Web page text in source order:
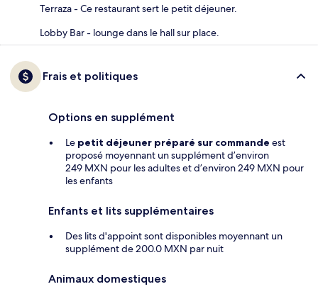
Terraza - Ce restaurant sert le petit déjeuner.
Lobby Bar - lounge dans le hall sur place.
Frais et politiques
Options en supplément
Le petit déjeuner préparé sur commande est
proposé moyennant un supplément d’environ
249 MXN pour les adultes et d’environ 249 MXN pour
les enfants
Enfants et lits supplémentaires
Des lits d'appoint sont disponibles moyennant un
supplément de 200.0 MXN par nuit
Animaux domestiques